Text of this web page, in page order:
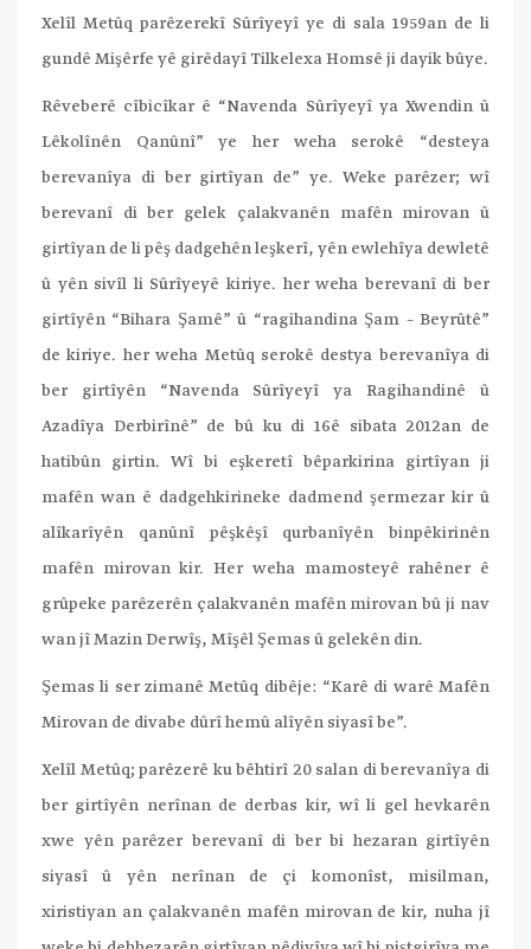
Xelîl Metûq parêzerekî Sûrîyeyî ye di sala 1959an de li
gundê Mişêrfe yê girêdayî Tilkelexa Homsê ji dayik bûye.
Rêveberê cîbicîkar ê “Navenda Sûrîyeyî ya Xwendin û
Lêkolînên Qanûnî” ye her weha serokê “desteya
berevanîya di ber girtîyan de” ye. Weke parêzer; wî
berevanî di ber gelek çalakvanên mafên mirovan û
girtîyan de li pêş dadgehên leşkerî, yên ewlehîya dewletê
û yên sivîl li Sûrîyeyê kiriye. her weha berevanî di ber
girtîyên “Bihara Şamê” û “ragihandina Şam – Beyrûtê”
de kiriye. her weha Metûq serokê destya berevanîya di
ber girtîyên “Navenda Sûrîyeyî ya Ragihandinê û
Azadîya Derbirînê” de bû ku di 16ê sibata 2012an de
hatibûn girtin. Wî bi eşkeretî bêparkirina girtîyan ji
mafên wan ê dadgehkirineke dadmend şermezar kir û
alîkarîyên qanûnî pêşkêşî qurbanîyên binpêkirinên
mafên mirovan kir. Her weha mamosteyê rahêner ê
grûpeke parêzerên çalakvanên mafên mirovan bû ji nav
wan jî Mazin Derwîş, Mîşêl Şemas û gelekên din.
Şemas li ser zimanê Metûq dibêje: “Karê di warê Mafên
Mirovan de divabe dûrî hemû alîyên siyasî be”.
Xelîl Metûq; parêzerê ku bêhtirî 20 salan di berevanîya di
ber girtîyên nerînan de derbas kir, wî li gel hevkarên
xwe yên parêzer berevanî di ber bi hezaran girtîyên
siyasî û yên nerînan de çi komonîst, misilman,
xiristiyan an çalakvanên mafên mirovan de kir, nuha jî